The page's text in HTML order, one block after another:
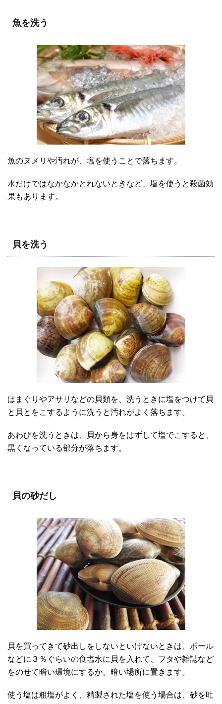
魚を洗う
魚のヌメリや汚れが、塩を使うことで落ちます。
水だけではなかなかとれないときなど、塩を使うと殺菌効
果もあります。
貝を洗う
はまぐりやアサリなどの貝類を、洗うときに塩をつけて貝
と貝とをこするように洗うと汚れがよく落ちます。
あわびを洗うときは、貝から身をはずして塩でこすると、
黒くなっている部分が落ちます。
貝の砂だし
貝を買ってきて砂出しをしないといけないときは、ボール
などに３％ぐらいの食塩水に貝を入れて、フタや雑誌など
をのせて暗い環境にするか、暗い場所に置きます。
使う塩は粗塩がよく、精製された塩を使う場合は、砂を吐